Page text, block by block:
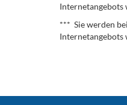
Internetangebots
*** Sie werden
Internetangebots